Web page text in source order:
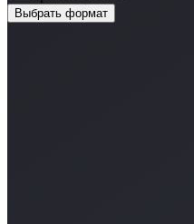
Выбрать формат